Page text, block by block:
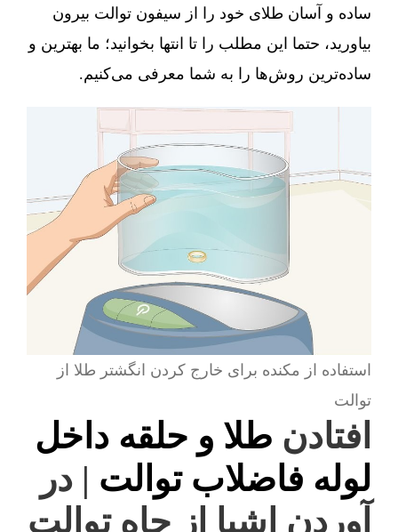
ساده و آسان طلای خود را از سیفون توالت بیرون
بیاورید، حتما این مطلب را تا انتها بخوانید؛ ما بهترین و
ساده‌ترین روش‌ها را به شما معرفی می‌کنیم.
استفاده از مکنده برای خارج کردن انگشتر طلا از
توالت
افتادن طلا و حلقه داخل
لوله فاضلاب توالت | در
آوردن اشیا از چاه توالت